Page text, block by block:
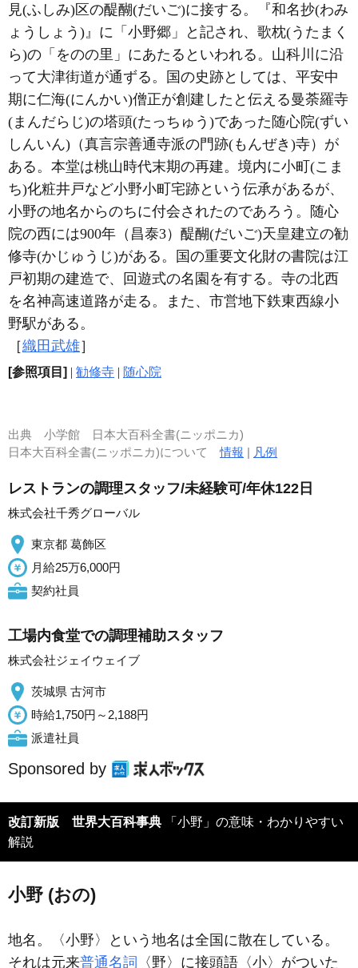
見(ふしみ)区の醍醐(だいご)に接する。『和名抄(わみ
ょうしょう)』に「小野郷」と記され、歌枕(うたまく
ら)の「をのの里」にあたるといわれる。山科川に沿
って大津街道が通ずる。国の史跡としては、平安中
期に仁海(にんかい)僧正が創建したと伝える曼荼羅寺
(まんだらじ)の塔頭(たっちゅう)であった随心院(ずい
しんいん)（真言宗善通寺派の門跡(もんぜき)寺）が
ある。本堂は桃山時代末期の再建。境内に小町(こま
ち)化粧井戸など小野小町宅跡という伝承があるが、
小野の地名からのちに付会されたのであろう。随心
院の西には900年（昌泰3）醍醐(だいご)天皇建立の勧
修寺(かじゅうじ)がある。国の重要文化財の書院は江
戸初期の建造で、回遊式の名園を有する。寺の北西
を名神高速道路が走る。また、市営地下鉄東西線小
野駅がある。
［織田武雄］
[参照項目] | 勧修寺 | 随心院
出典 小学館 日本大百科全書(ニッポニカ)
日本大百科全書(ニッポニカ)について情報 | 凡例
レストランの調理スタッフ/未経験可/年休122日
株式会社千秀グローバル
東京都 葛飾区
月給25万6,000円
契約社員
工場内食堂での調理補助スタッフ
株式会社ジェイウェイブ
茨城県 古河市
時給1,750円～2,188円
派遣社員
Sponsored by
改訂新版 世界大百科事典
解説
小野 (おの)
地名。〈小野〉という地名は全国に散在している。
それは元来普通名詞 〈野〉に接頭語〈小〉がついた